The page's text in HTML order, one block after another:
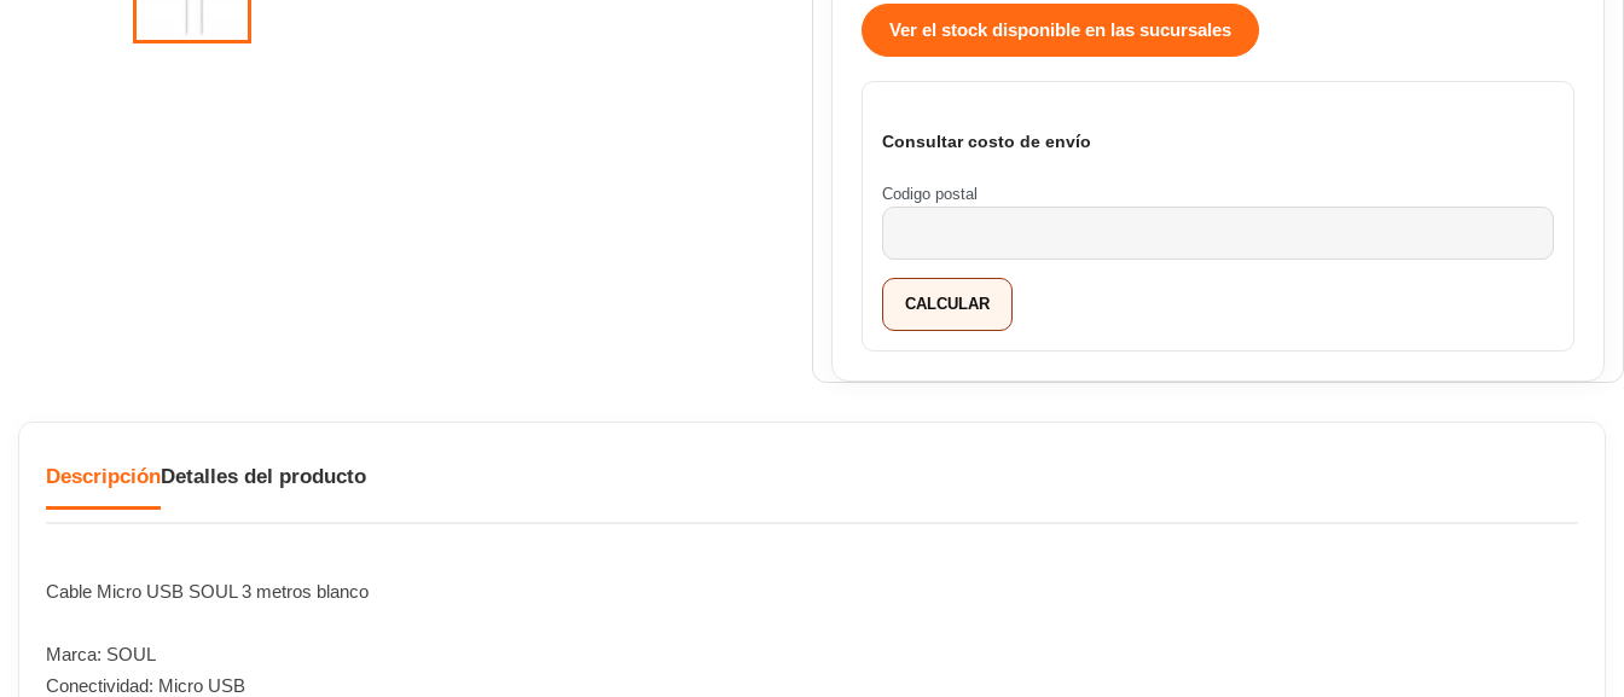
Ver el stock disponible en las sucursales
Consultar costo de envío
Codigo postal
CALCULAR
DescripciónDetalles del producto
Cable Micro USB SOUL 3 metros blanco
Marca: SOUL
Conectividad: Micro USB